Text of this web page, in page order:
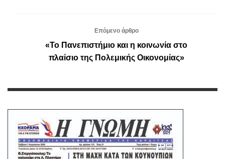
Επόμενο άρθρο
«Το Πανεπιστήμιο και η κοινωνία στο
πλαίσιο της Πολεμικής Οικονομίας»